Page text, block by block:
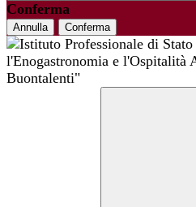
Conferma
Annulla Conferma